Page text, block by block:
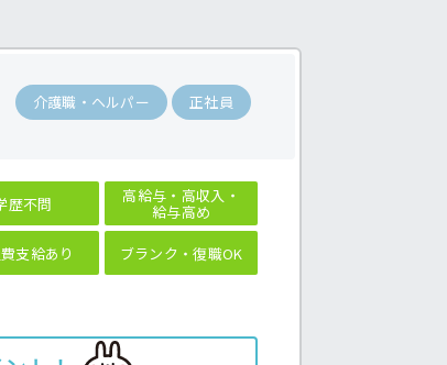
介護職・ヘルパー 正社員
歴不問 高給与・高収入・
給与高め
支給あり ブランク・復職OK